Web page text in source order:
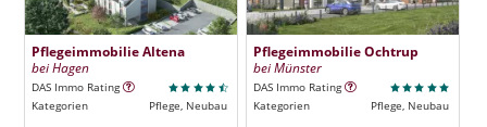
Pflegeimmobilie Altena
bei Hagen
DAS Immo Rating
Kategorien
Pflege, Neubau
Pflegeimmobilie Ochtrup
bei Münster
DAS Immo Rating
Kategorien
Pflege, Neubau